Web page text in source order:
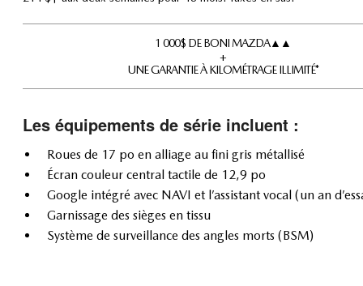
1 000 $ DE BONI MAZDA▲▲
+
UNE GARANTIE À KILOMÉTRAGE ILLIMITÉ*
Les équipements de série incluent :
Roues de 17 po en alliage au fini gris métallisé
Écran couleur central tactile de 12,9 po
Google intégré avec NAVI et l’assistant vocal (un an
Garnissage des sièges en tissu
Système de surveillance des angles morts (BSM)